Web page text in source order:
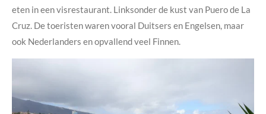
eten in een visrestaurant. Linksonder de kust van Puero de La
Cruz. De toeristen waren vooral Duitsers en Engelsen, maar
ook Nederlanders en opvallend veel Finnen.